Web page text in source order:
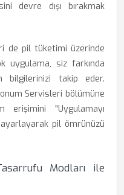
devre dışı bırakmak
de pil tüketimi üzerinde
uygulama, siz farkında
bilgilerinizi takip eder.
Servisleri bölümüne
erişimini "Uygulamayı
pil ömrünüzü
Modları ile